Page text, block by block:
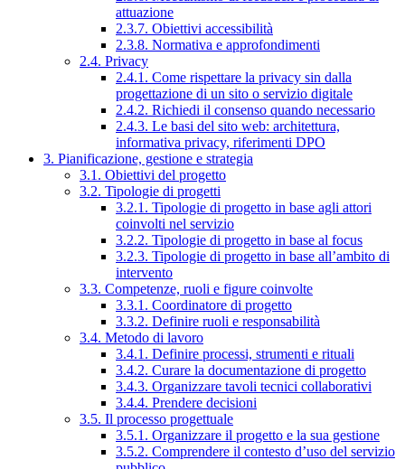
attuazione
2.3.7. Obiettivi accessibilità
2.3.8. Normativa e approfondimenti
2.4. Privacy
2.4.1. Come rispettare la privacy sin dalla
progettazione di un sito o servizio digitale
2.4.2. Richiedi il consenso quando necessario
2.4.3. Le basi del sito web: architettura,
informativa privacy, riferimenti DPO
3. Pianificazione, gestione e strategia
3.1. Obiettivi del progetto
3.2. Tipologie di progetti
3.2.1. Tipologie di progetto in base agli attori
coinvolti nel servizio
3.2.2. Tipologie di progetto in base al focus
3.2.3. Tipologie di progetto in base all’ambito di
intervento
3.3. Competenze, ruoli e figure coinvolte
3.3.1. Coordinatore di progetto
3.3.2. Definire ruoli e responsabilità
3.4. Metodo di lavoro
3.4.1. Definire processi, strumenti e rituali
3.4.2. Curare la documentazione di progetto
3.4.3. Organizzare tavoli tecnici collaborativi
3.4.4. Prendere decisioni
3.5. Il processo progettuale
3.5.1. Organizzare il progetto e la sua gestione
3.5.2. Comprendere il contesto d’uso del servizio